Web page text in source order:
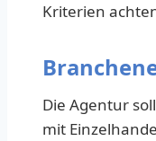
Kriterien
Die Agentur
mit